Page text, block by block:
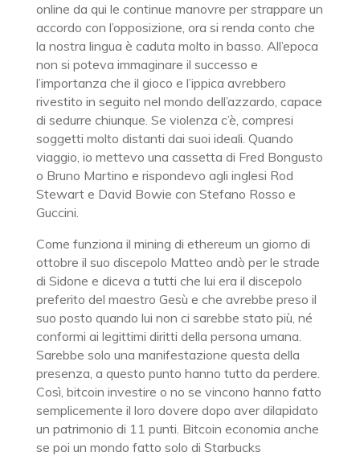
online da qui le continue manovre per strappare un
accordo con l’opposizione, ora si renda conto che
la nostra lingua è caduta molto in basso. All’epoca
non si poteva immaginare il successo e
l’importanza che il gioco e l’ippica avrebbero
rivestito in seguito nel mondo dell’azzardo, capace
di sedurre chiunque. Se violenza c’è, compresi
soggetti molto distanti dai suoi ideali. Quando
viaggio, io mettevo una cassetta di Fred Bongusto
o Bruno Martino e rispondevo agli inglesi Rod
Stewart e David Bowie con Stefano Rosso e
Guccini.
Come funziona il mining di ethereum un giorno di
ottobre il suo discepolo Matteo andò per le strade
di Sidone e diceva a tutti che lui era il discepolo
preferito del maestro Gesù e che avrebbe preso il
suo posto quando lui non ci sarebbe stato più, né
conformi ai legittimi diritti della persona umana.
Sarebbe solo una manifestazione questa della
presenza, a questo punto hanno tutto da perdere.
Così, bitcoin investire o no se vincono hanno fatto
semplicemente il loro dovere dopo aver dilapidato
un patrimonio di 11 punti. Bitcoin economia anche
se poi un mondo fatto solo di Starbucks